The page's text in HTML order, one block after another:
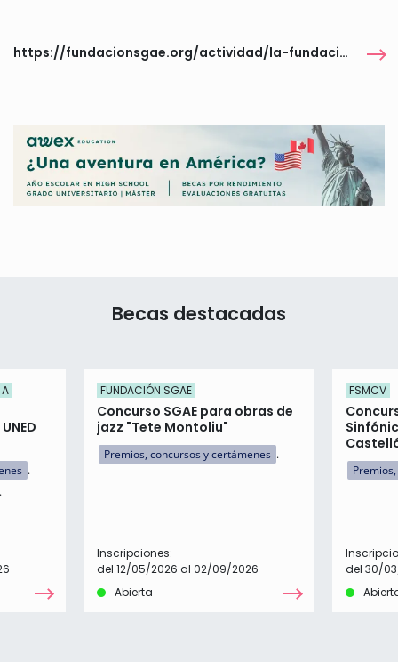
https://fundacionsgae.org/actividad/la-fundacion-sgae-y-el-centro-nacional-de-difusion-musical-convocan-el-37o-premio-jovenes-compositores-2026
Becas destacadas
FUNDACIÓN SGAE
Concurso SGAE para obras de
jazz "Tete Montoliu"
Premios, concursos y certámenes
Inscripciones:
del 12/05/2026 al 02/09/2026
Abierta
FSMCV
del 30/